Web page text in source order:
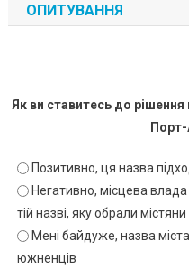
ОПИТУВАННЯ
Як ви ставитесь до
Позитивно, ця назва
Негативно, місцева
тій назві, яку обрали
Мені байдуже, назва
южненців